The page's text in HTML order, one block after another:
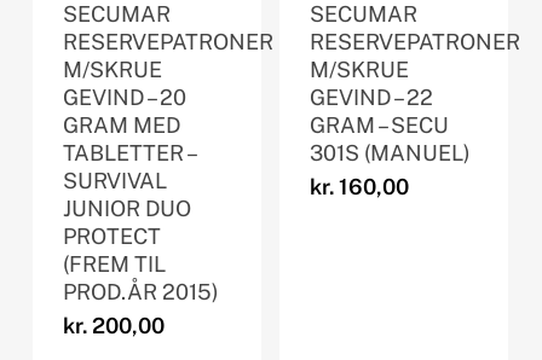
SECUMAR
RESERVEPATRONER
M/SKRUE
GEVIND – 20
GRAM MED
TABLETTER –
SURVIVAL
JUNIOR DUO
PROTECT
(FREM TIL
PROD.ÅR 2015)
kr.200,00
SECUMAR
RESERVEPATRONER
M/SKRUE
GEVIND – 22
GRAM – SECU
301S (MANUEL)
kr.160,00